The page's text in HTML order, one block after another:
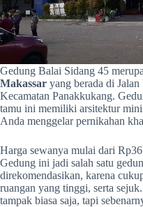
Gedung Balai Sidang 45
Makassar yang berada di
Kecamatan Panakkukang.
tamu ini memiliki arsitektur
Anda menggelar pernikahan
Harga sewanya mulai dari
Gedung ini jadi salah satu
direkomendasikan, karena
ruangan yang tinggi, serta
tampak biasa saja, tapi